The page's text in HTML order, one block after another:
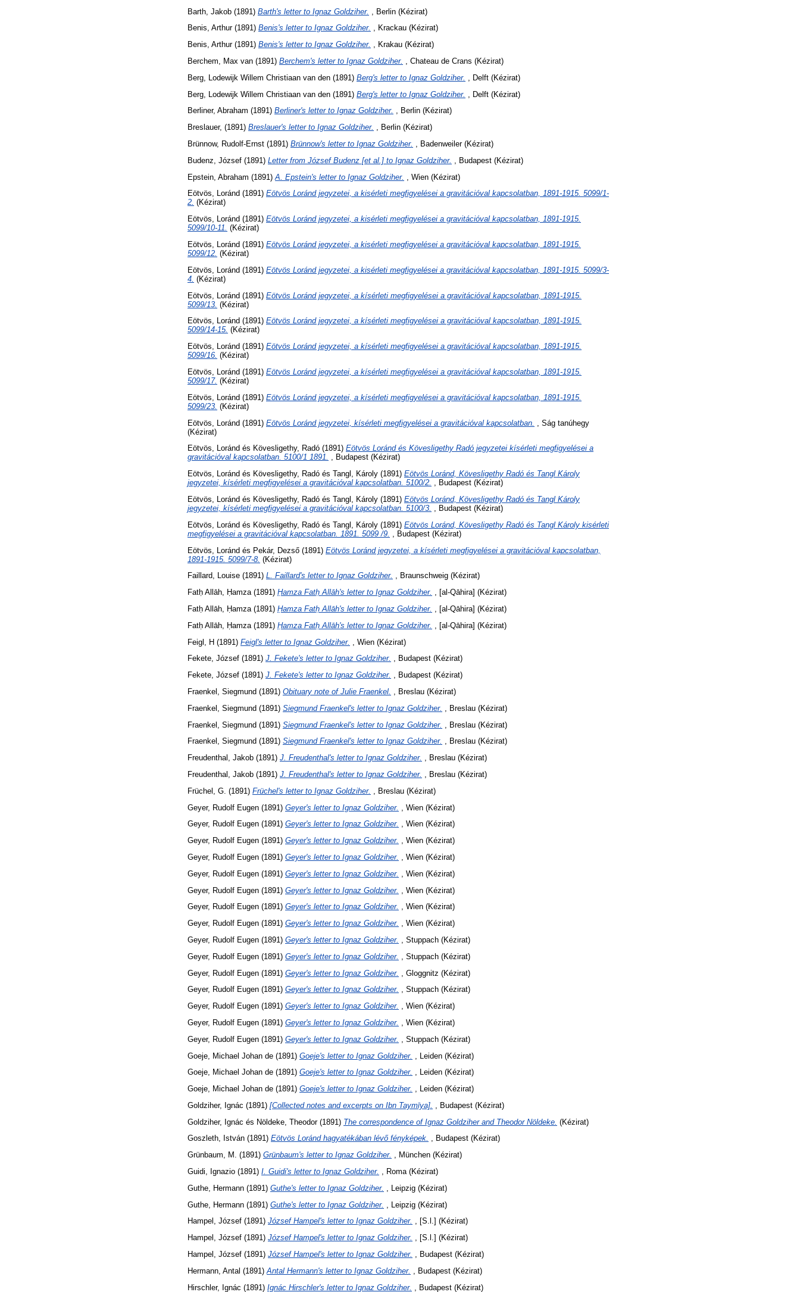
Barth, Jakob (1891) Barth's letter to Ignaz Goldziher.
, Berlin (Kézirat)
Benis, Arthur(1891) Benis's letter to Ignaz Goldziher. , Krackau (Kézirat)
Benis, Arthur(1891) Benis's letter to Ignaz Goldziher. , Krakau (Kézirat)
Berchem, Max van (1891) Berchem's letter to Ignaz Goldziher. , Chateau de Crans (Kézirat)
Berg, Lodewijk Willem Christiaan van den (1891) Berg's letter to Ignaz Goldziher.
, Delft (Kézirat)
Berg, Lodewijk Willem Christiaan van den (1891) Berg's letter to Ignaz Goldziher.
, Delft (Kézirat)
Berliner, Abraham (1891) Berliner's letter to Ignaz Goldziher. , Berlin (Kézirat)
Breslauer, (1891) Breslauer's letter to Ignaz Goldziher. , Berlin (Kézirat)
Brünnow, Rudolf-Ernst (1891) Brünnow's letter to Ignaz Goldziher. , Badenweiler (Kézirat)
Budenz, József (1891) Letter from József Budenz [et al.] to Ignaz Goldziher.
, Budapest (Kézirat)
Epstein, Abraham (1891) A. Epstein's letter to Ignaz Goldziher.
, Wien (Kézirat)
Eötvös, Loránd (1891) Eötvös Loránd jegyzetei, a kisérleti megfigyelései a gravitációval kapcsolatban, 1891-1915. 5099/1-
2. (Kézirat)
Eötvös, Loránd (1891) Eötvös Loránd jegyzetei, a kisérleti megfigyelései a gravitációval kapcsolatban, 1891-1915.
5099/10-11. (Kézirat)
Eötvös, Loránd (1891) Eötvös Loránd jegyzetei, a kisérleti megfigyelései a gravitációval kapcsolatban, 1891-1915.
5099/12. (Kézirat)
Eötvös, Loránd (1891) Eötvös Loránd jegyzetei, a kisérleti megfigyelései a gravitációval kapcsolatban, 1891-1915. 5099/3-
4. (Kézirat)
Eötvös, Loránd (1891) Eötvös Loránd jegyzetei, a kísérleti megfigyelései a gravitációval kapcsolatban, 1891-1915.
5099/13. (Kézirat)
Eötvös, Loránd (1891) Eötvös Loránd jegyzetei, a kísérleti megfigyelései a gravitációval kapcsolatban, 1891-1915.
5099/14-15. (Kézirat)
Eötvös, Loránd (1891) Eötvös Loránd jegyzetei, a kísérleti megfigyelései a gravitációval kapcsolatban, 1891-1915.
5099/16. (Kézirat)
Eötvös, Loránd (1891) Eötvös Loránd jegyzetei, a kísérleti megfigyelései a gravitációval kapcsolatban, 1891-1915.
5099/17. (Kézirat)
Eötvös, Loránd (1891) Eötvös Loránd jegyzetei, a kísérleti megfigyelései a gravitációval kapcsolatban, 1891-1915.
5099/23. (Kézirat)
Eötvös, Loránd (1891) Eötvös Loránd jegyzetei, kísérleti megfigyelései a gravitációval kapcsolatban.
, Ság tanúhegy
(Kézirat)
Eötvös, Loránd és Kövesligethy, Radó (1891) Eötvös Loránd és Kövesligethy Radó jegyzetei kísérleti megfigyelései a
gravitációval kapcsolatban. 5100/1 1891. , Budapest (Kézirat)
Eötvös, Loránd és Kövesligethy, Radó és Tangl, Károly (1891) Eötvös Loránd, Kövesligethy Radó és Tangl Károly
jegyzetei, kísérleti megfigyelései a gravitációval kapcsolatban. 5100/2. , Budapest (Kézirat)
Eötvös, Loránd és Kövesligethy, Radó és Tangl, Károly (1891) Eötvös Loránd, Kövesligethy Radó és Tangl Károly
jegyzetei, kísérleti megfigyelései a gravitációval kapcsolatban. 5100/3. , Budapest (Kézirat)
Eötvös, Loránd és Kövesligethy, Radó és Tangl, Károly (1891) Eötvös Loránd, Kövesligethy Radó és Tangl Károly kisérleti
megfigyelései a gravitációval kapcsolatban. 1891. 5099 /9.
, Budapest (Kézirat)
Eötvös, Loránd és Pekár, Dezső (1891) Eötvös Loránd jegyzetei, a kísérleti megfigyelései a gravitációval kapcsolatban,
1891-1915. 5099/7-8. (Kézirat)
Faillard, Louise (1891) L. Faillard's letter to Ignaz Goldziher. , Braunschweig (Kézirat)
Fatḥ Allāh, Ḥamza(1891) Ḥamza Fatḥ Allāh's letter to Ignaz Goldziher. , [al-Qāhira] (Kézirat)
Fatḥ Allāh, Ḥamza (1891) Ḥamza Fatḥ Allāh's letter to Ignaz Goldziher.
, [al-Qāhira] (Kézirat)
Fatḥ Allāh, Ḥamza (1891) Ḥamza Fatḥ Allāh's letter to Ignaz Goldziher.
, [al-Qāhira] (Kézirat)
Feigl, H (1891) Feigl's letter to Ignaz Goldziher.
, Wien (Kézirat)
Fekete, József (1891) J. Fekete's letter to Ignaz Goldziher. , Budapest (Kézirat)
Fekete, József (1891) J. Fekete's letter to Ignaz Goldziher. , Budapest (Kézirat)
Fraenkel, Siegmund (1891) Obituary note of Julie Fraenkel.
, Breslau (Kézirat)
Fraenkel, Siegmund (1891) Siegmund Fraenkel's letter to Ignaz Goldziher.
, Breslau (Kézirat)
Fraenkel, Siegmund (1891) Siegmund Fraenkel's letter to Ignaz Goldziher.
, Breslau (Kézirat)
Fraenkel, Siegmund (1891) Siegmund Fraenkel's letter to Ignaz Goldziher. , Breslau (Kézirat)
Freudenthal, Jakob (1891) J. Freudenthal's letter to Ignaz Goldziher. , Breslau (Kézirat)
Freudenthal, Jakob (1891) J. Freudenthal's letter to Ignaz Goldziher.
, Breslau (Kézirat)
Früchel, G. (1891) Früchel's letter to Ignaz Goldziher.
, Breslau (Kézirat)
Geyer, Rudolf Eugen (1891) Geyer's letter to Ignaz Goldziher.
, Wien (Kézirat)
Geyer, Rudolf Eugen (1891) Geyer's letter to Ignaz Goldziher. , Wien (Kézirat)
Geyer, Rudolf Eugen (1891) Geyer's letter to Ignaz Goldziher. , Wien (Kézirat)
Geyer, Rudolf Eugen (1891) Geyer's letter to Ignaz Goldziher.
, Wien (Kézirat)
Geyer, Rudolf Eugen (1891) Geyer's letter to Ignaz Goldziher.
, Wien (Kézirat)
Geyer, Rudolf Eugen (1891) Geyer's letter to Ignaz Goldziher.
, Wien (Kézirat)
Geyer, Rudolf Eugen (1891) Geyer's letter to Ignaz Goldziher. , Wien (Kézirat)
Geyer, Rudolf Eugen (1891) Geyer's letter to Ignaz Goldziher. , Wien (Kézirat)
Geyer, Rudolf Eugen (1891) Geyer's letter to Ignaz Goldziher.
, Stuppach (Kézirat)
Geyer, Rudolf Eugen (1891) Geyer's letter to Ignaz Goldziher.
, Stuppach (Kézirat)
Geyer, Rudolf Eugen (1891) Geyer's letter to Ignaz Goldziher.
, Gloggnitz (Kézirat)
Geyer, Rudolf Eugen (1891) Geyer's letter to Ignaz Goldziher. , Stuppach (Kézirat)
Geyer, Rudolf Eugen (1891) Geyer's letter to Ignaz Goldziher. , Wien (Kézirat)
Geyer, Rudolf Eugen (1891) Geyer's letter to Ignaz Goldziher.
, Wien (Kézirat)
Geyer, Rudolf Eugen (1891) Geyer's letter to Ignaz Goldziher.
, Stuppach (Kézirat)
Goeje, Michael Johan de (1891) Goeje's letter to Ignaz Goldziher.
, Leiden (Kézirat)
Goeje, Michael Johan de (1891) Goeje's letter to Ignaz Goldziher. , Leiden (Kézirat)
Goeje, Michael Johan de (1891) Goeje's letter to Ignaz Goldziher. , Leiden (Kézirat)
Goldziher, Ignác (1891) [Collected notes and excerpts on Ibn Taymīya].
, Budapest (Kézirat)
Goldziher, Ignác és Nöldeke, Theodor(1891) The correspondence of Ignaz Goldziher and Theodor Nöldeke. (Kézirat)
Goszleth, István (1891) Eötvös Loránd hagyatékában lévő fényképek. , Budapest (Kézirat)
Grünbaum, M. (1891) Grünbaum's letter to Ignaz Goldziher. , München (Kézirat)
Guidi, Ignazio (1891) I. Guidi's letter to Ignaz Goldziher. , Roma (Kézirat)
Guthe, Hermann (1891) Guthe's letter to Ignaz Goldziher.
, Leipzig (Kézirat)
Guthe, Hermann (1891) Guthe's letter to Ignaz Goldziher.
, Leipzig (Kézirat)
Hampel, József (1891) József Hampel's letter to Ignaz Goldziher. , [S.l.] (Kézirat)
Hampel, József (1891) József Hampel's letter to Ignaz Goldziher. , [S.l.] (Kézirat)
Hampel, József (1891) József Hampel's letter to Ignaz Goldziher. , Budapest (Kézirat)
Hermann, Antal (1891) Antal Hermann's letter to Ignaz Goldziher.
, Budapest (Kézirat)
Hirschler, Ignác (1891) Ignác Hirschler's letter to Ignaz Goldziher. , Budapest (Kézirat)